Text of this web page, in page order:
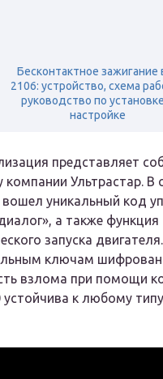
Бесконтактное зажигание
2106: устройство, схема
руководство по
настройке
представляет
компании Ультрастар. В
уникальный код
а также функция
запуска
ключам
взлома при помощи
устойчива к любому